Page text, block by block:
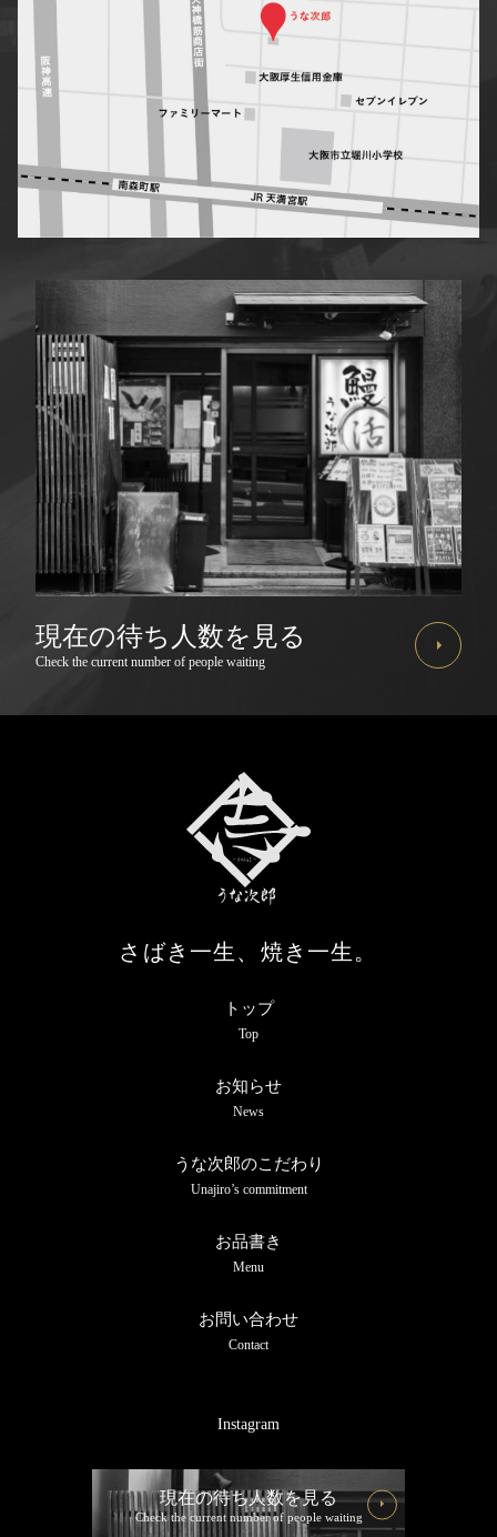
現在の待ち人数を見る
Check the current number of people waiting
さばき一生、焼き一生。
トップ
Top
お知らせ
News
うな次郎のこだわり
Unajiro’s commitment
お品書き
Menu
お問い合わせ
Contact
Instagram
現在の待ち人数を見る
Check the current number of people waiting